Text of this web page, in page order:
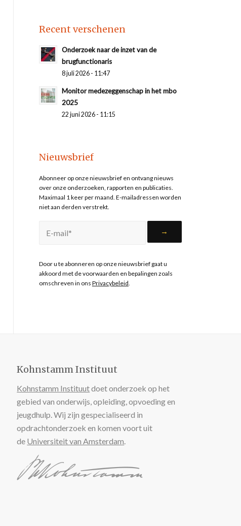
Recent verschenen
Onderzoek naar de inzet van de
brugfunctionaris
8 juli 2026 - 11:47
Monitor medezeggenschap in het mbo
2025
22 juni 2026 - 11:15
Nieuwsbrief
Abonneer op onze nieuwsbrief en ontvang nieuws
over onze onderzoeken, rapporten en publicaties.
Maximaal 1 keer per maand. E-mailadressen worden
niet aan derden verstrekt.
Door u te abonneren op onze nieuwsbrief gaat u
akkoord met de voorwaarden en bepalingen zoals
omschreven in ons Privacybeleid
Kohnstamm Instituut
Kohnstamm Instituutdoet onderzoek op het
gebied van onderwijs, opleiding, opvoeding en
jeugdhulp. Wij zijn gespecialiseerd in
opdrachtonderzoek en komen voort uit
de Universiteit van Amsterdam.